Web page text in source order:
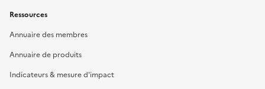
Ressources
Annuaire des membres
Annuaire de produits
Indicateurs & mesure d'impact